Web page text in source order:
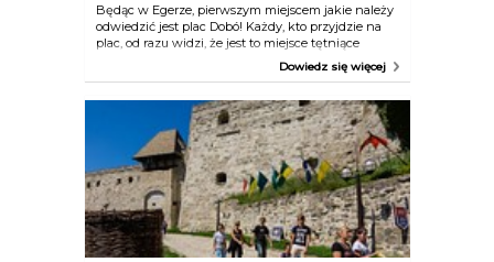
Będąc w Egerze, pierwszym miejscem jakie należy
odwiedzić jest plac Dobó! Każdy, kto przyjdzie na
plac, od razu widzi, że jest to miejsce tętniące
życiem; to jedno z ulubionych miejsc spotkań
młodzieży, dzieci biegają wkoło, rowerzyści i
równocześnie jest to miejsce spotkań zakochanych
par. Latem plac rozkwita jeszcze bujniejszym
życiem, wtedy naprawdę można tutaj poczuć
śródziemnomorską atmosferę.
Dowiedz się więcej